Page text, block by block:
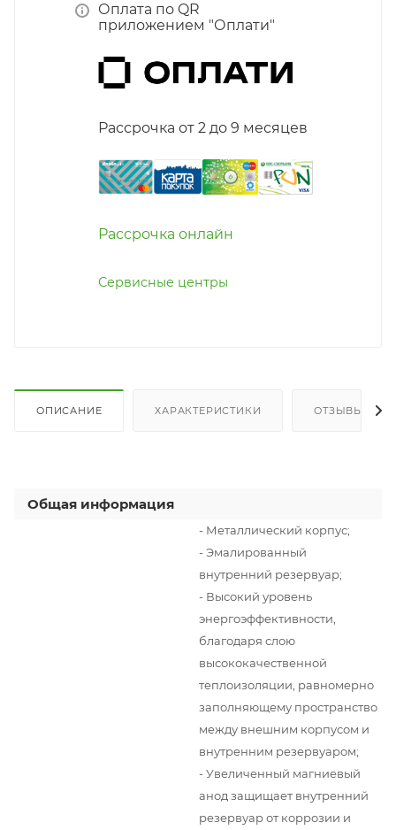
Оплата по QR
приложением "Оплати"
Рассрочка от 2 до 9 месяцев
Рассрочка онлайн
Сервисные центры
ОПИСАНИЕ ХАРАКТЕРИСТИКИ ОТЗЫВЫ
Общая информация
- Металлический корпус;
- Эмалированный
внутренний резервуар;
- Высокий уровень
энергоэффективности,
благодаря слою
высококачественной
теплоизоляции, равномерно
заполняющему пространство
между внешним корпусом и
внутренним резервуаром;
- Увеличенный магниевый
анод защищает внутренний
резервуар от коррозии и